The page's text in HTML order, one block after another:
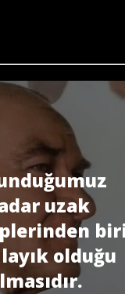
uzak
olduğu